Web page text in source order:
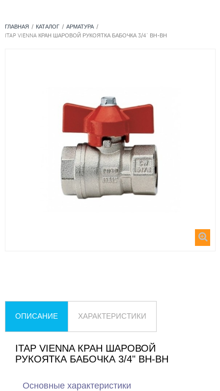
ГЛАВНАЯ КАТАЛОГ
АРМАТУРА
ITAP VIENNA КРАН ШАРОВОЙ РУКОЯТКА БАБОЧКА 3/4" ВН-ВН
ОПИСАНИЕ ХАРАКТЕРИСТИКИ
ITAP VIENNA КРАН ШАРОВОЙ
РУКОЯТКА БАБОЧКА 3/4" ВН-ВН
Основные характеристики